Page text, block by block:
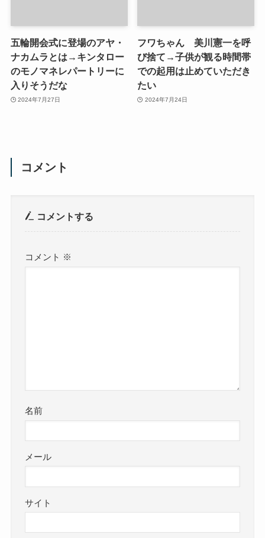
五輪開会式に登場のアヤ・
ナカムラとは→キンタロー
のモノマネレパートリーに
入りそうだな
2024年7月27日
フワちゃん 美川憲一を呼
び捨て→子供が観る時間帯
での起用は止めていただき
たい
2024年7月24日
コメント
コメントする
コメント ※
名前
メール
サイト